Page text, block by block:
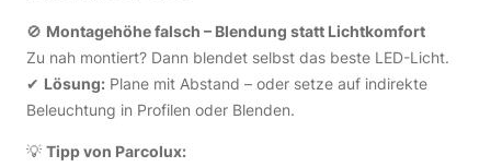
🚫 Montagehöhe falsch – Blendung statt Lichtkomfort
Zu nah montiert? Dann blendet selbst das beste LED-Licht.
✔ Lösung: Plane mit Abstand – oder setze auf indirekte
Beleuchtung in Profilen oder Blenden.
💡 Tipp von Parcolux: